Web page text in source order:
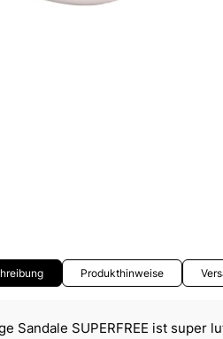
Produkthinweise
Sandale SUPERFREE ist super